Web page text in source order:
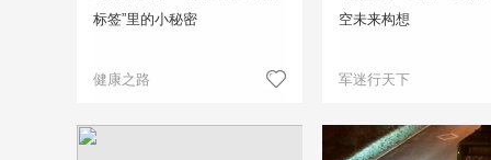
标签”里的小秘密
健康之路
空未来构想
军迷行天下